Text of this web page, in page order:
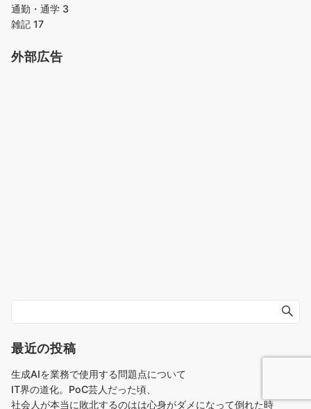
通勤・通学 3
雑記 17
外部広告
最近の投稿
生成AIを業務で使用する問題点について
IT界の道化。PoC芸人だった頃、
社会人が本当に敗北するのはは心身がダメになって倒れた時